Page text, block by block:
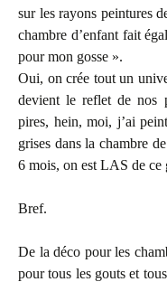
sur les rayons peintures
chambre d’enfant fait
pour mon gosse ».
Oui, on crée tout un
devient le reflet de nos
pires, hein, moi, j’ai
grises dans la chambre
6 mois, on est LAS de ce
Bref.
De la déco pour les
pour tous les gouts et